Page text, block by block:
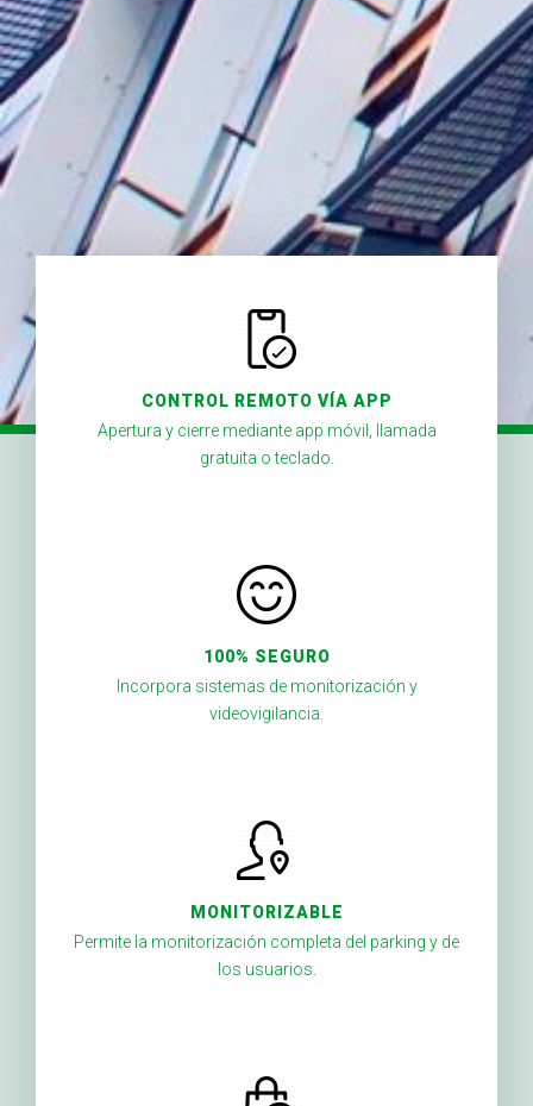
CONTROL REMOTO VÍA APP
Apertura y cierre mediante app móvil, llamada
gratuita o teclado.
100% SEGURO
Incorpora sistemas de monitorización y
videovigilancia.
MONITORIZABLE
Permite la monitorización completa del parking y de
los usuarios.